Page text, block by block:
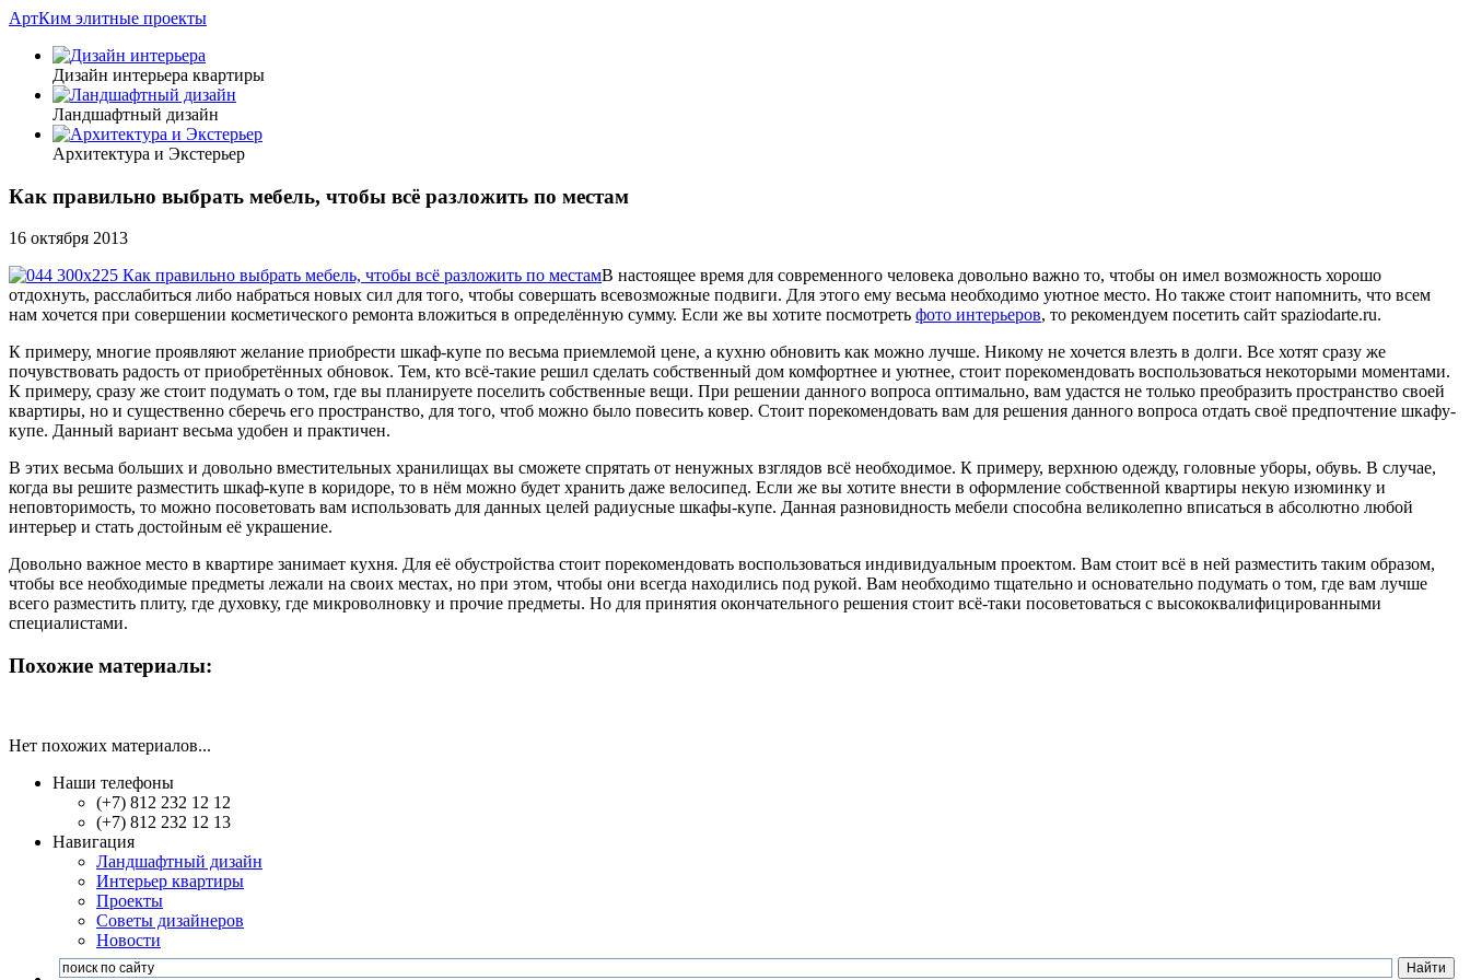
АртКим элитные проекты
Дизайн интерьера квартиры
Ландшафтный дизайн
Архитектура и Экстерьер
Как правильно выбрать мебель, чтобы всё разложить по местам
16 октября 2013
В настоящее время для современного человека довольно важно то, чтобы он имел возможность хорошо
отдохнуть, расслабиться либо набраться новых сил для того, чтобы совершать всевозможные подвиги. Для этого ему весьма необходимо уютное место. Но также стоит напомнить, что всем
нам хочется при совершении косметического ремонта вложиться в определённую сумму. Если же вы хотите посмотреть фото интерьеров, то рекомендуем посетить сайт spaziodarte.ru.
К примеру, многие проявляют желание приобрести шкаф-купе по весьма приемлемой цене, а кухню обновить как можно лучше. Никому не хочется влезть в долги. Все хотят сразу же
почувствовать радость от приобретённых обновок. Тем, кто всё-такие решил сделать собственный дом комфортнее и уютнее, стоит порекомендовать воспользоваться некоторыми моментами.
К примеру, сразу же стоит подумать о том, где вы планируете поселить собственные вещи. При решении данного вопроса оптимально, вам удастся не только преобразить пространство своей
квартиры, но и существенно сберечь его пространство, для того, чтоб можно было повесить ковер. Стоит порекомендовать вам для решения данного вопроса отдать своё предпочтение шкафу-
купе. Данный вариант весьма удобен и практичен.
В этих весьма больших и довольно вместительных хранилищах вы сможете спрятать от ненужных взглядов всё необходимое. К примеру, верхнюю одежду, головные уборы, обувь. В случае,
когда вы решите разместить шкаф-купе в коридоре, то в нём можно будет хранить даже велосипед. Если же вы хотите внести в оформление собственной квартиры некую изюминку и
неповторимость, то можно посоветовать вам использовать для данных целей радиусные шкафы-купе. Данная разновидность мебели способна великолепно вписаться в абсолютно любой
интерьер и стать достойным её украшение.
Довольно важное место в квартире занимает кухня. Для её обустройства стоит порекомендовать воспользоваться индивидуальным проектом. Вам стоит всё в ней разместить таким образом,
чтобы все необходимые предметы лежали на своих местах, но при этом, чтобы они всегда находились под рукой. Вам необходимо тщательно и основательно подумать о том, где вам лучше
всего разместить плиту, где духовку, где микроволновку и прочие предметы. Но для принятия окончательного решения стоит всё-таки посоветоваться с высококвалифицированными
специалистами.
Похожие материалы:
Нет похожих материалов...
Наши телефоны
(+7) 812 232 12 12
(+7) 812 232 12 13
Навигация
Ландшафтный дизайн
Интерьер квартиры
Проекты
Советы дизайнеров
Новости